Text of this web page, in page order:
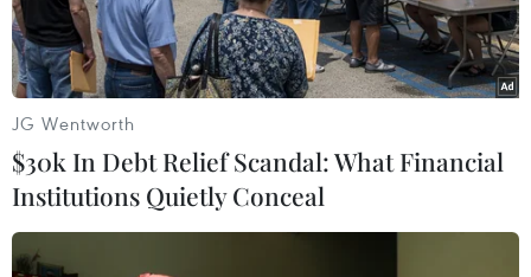
JG Wentworth
$30k In Debt Relief Scandal: What Financial
Institutions Quietly Conceal